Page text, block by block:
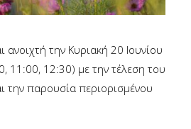
ανοιχτή την Κυριακή 20 Ιουνίου
11:00, 12:30) με την τέλεση του
την παρουσία περιορισμένου